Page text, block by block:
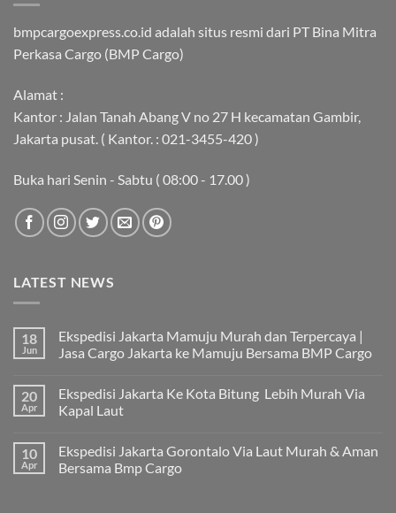
bmpcargoexpress.co.id adalah situs resmi dari PT Bina Mitra
Perkasa Cargo (BMP Cargo)
Alamat :
Kantor : Jalan Tanah Abang V no 27 H kecamatan Gambir,
Jakarta pusat. ( Kantor. : 021-3455-420 )
Buka hari Senin - Sabtu ( 08:00 - 17.00 )
LATEST NEWS
18
Jun
Ekspedisi Jakarta Mamuju Murah dan Terpercaya |
Jasa Cargo Jakarta ke Mamuju Bersama BMP Cargo
komentar
pada
Ekspedisi
Murah
dan
Terpercaya
20
Apr
Ekspedisi Jakarta Ke Kota Bitung Lebih Murah Via
Kapal Laut
komentar
pada
Ekspedisi
10
Apr
Ekspedisi Jakarta Gorontalo Via Laut Murah & Aman
Bersama Bmp Cargo